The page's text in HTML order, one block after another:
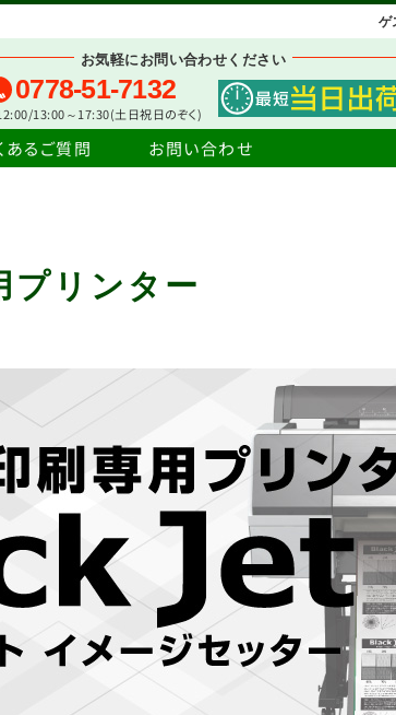
ゲ
お気軽にお問い合わせください
0778-51-7132
13:00～17:30(土日祝日のぞく)
あるご質問 お問い合わせ
プリンター